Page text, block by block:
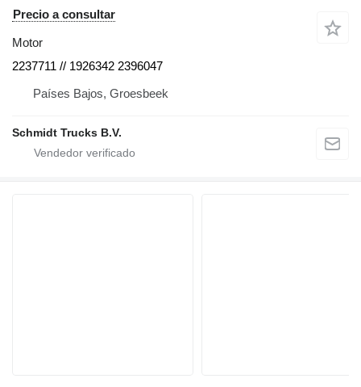
Precio a consultar
Motor
2237711 // 1926342 2396047
Países Bajos, Groesbeek
Schmidt Trucks B.V.